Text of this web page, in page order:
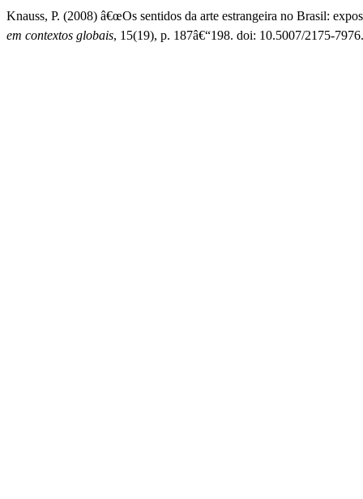
Knauss, P. (2008) â€œOs sentidos da arte estrangeira no Brasil:
em contextos globais, 15(19), p. 187â€“198. doi: 10.5007/2175-